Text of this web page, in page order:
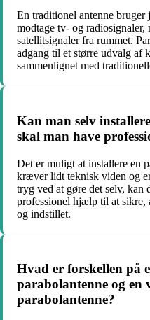
En traditionel antenne bruger
modtage tv- og radiosignaler,
satellitsignaler fra rummet.
adgang til et større udvalg af
sammenlignet med
Kan man selv
skal man have
Det er muligt at installere en
kræver lidt teknisk viden og
tryg ved at gøre det selv, kan
professionel hjælp til at sikre,
og indstillet.
Hvad er forskellen på
parabolantenne og en
parabolantenne?